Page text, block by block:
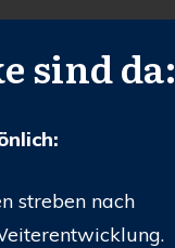
sind da:
streben nach